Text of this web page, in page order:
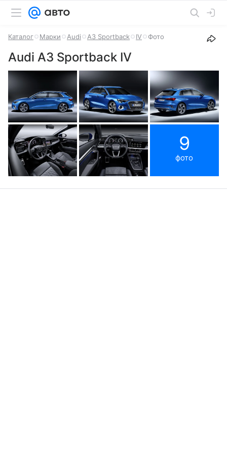
Каталог Марки Audi А3 Sportback IV Фото
Audi А3 Sportback IV
9
фото